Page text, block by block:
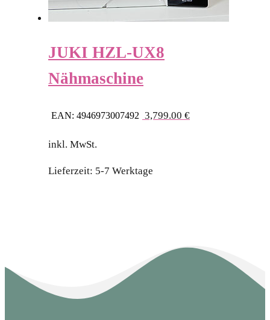
JUKI HZL-UX8
Nähmaschine
EAN: 4946973007492 3,799.00 €
inkl. MwSt.
Lieferzeit: 5-7 Werktage